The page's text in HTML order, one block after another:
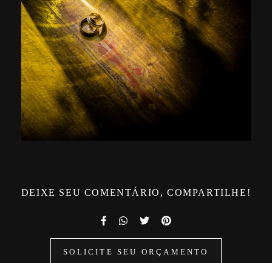
DEIXE SEU COMENTÁRIO, COMPARTILHE!
SOLICITE SEU ORÇAMENTO